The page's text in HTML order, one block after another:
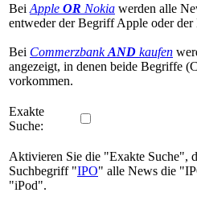
Bei Apple OR Nokia werden alle
entweder der Begriff Apple oder
Bei CommerzbankAND kaufen
angezeigt, in denen beide Begriffe
vorkommen.
Exakte
Suche:
Aktivieren Sie die "Exakte Suche",
Suchbegriff "IPO" alle News die
"iPod".